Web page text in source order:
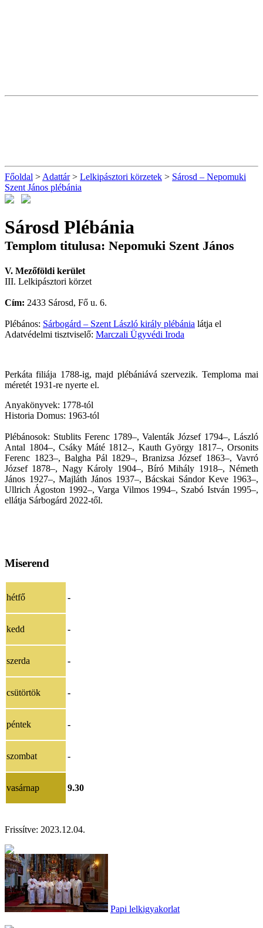
Főoldal > Adattár> Lelkipásztori körzetek > Sárosd – Nepomuki
Szent János plébánia
Sárosd Plébánia
Templom titulusa: Nepomuki Szent János
V. Mezőföldi kerület
III. Lelkipásztori körzet
Cím: 2433 Sárosd, Fő u. 6.
Plébános: Sárbogárd – Szent László király plébánia látja el
Adatvédelmi tisztviselő: Marczali Ügyvédi Iroda
Perkáta filiája 1788-ig, majd plébániává szervezik. Temploma mai
méretét 1931-re nyerte el.
Anyakönyvek: 1778-tól
Historia Domus: 1963-tól
Plébánosok: Stublits Ferenc 1789–, Valenták József 1794–, László
Antal 1804–, Csáky Máté 1812–, Kauth György 1817–, Orsonits
Ferenc 1823–, Balgha Pál 1829–, Branizsa József 1863–, Vavró
József 1878–, Nagy Károly 1904–, Bíró Mihály 1918–, Németh
János 1927–, Majláth János 1937–, Bácskai Sándor Keve 1963–,
Ullrich Ágoston 1992–, Varga Vilmos 1994–, Szabó István 1995–,
ellátja Sárbogárd 2022-től.
Miserend
hétfő -
kedd -
szerda -
csütörtök -
péntek -
szombat -
vasárnap 9.30
Frissítve: 2023.12.04.
Papi lelkigyakorlat